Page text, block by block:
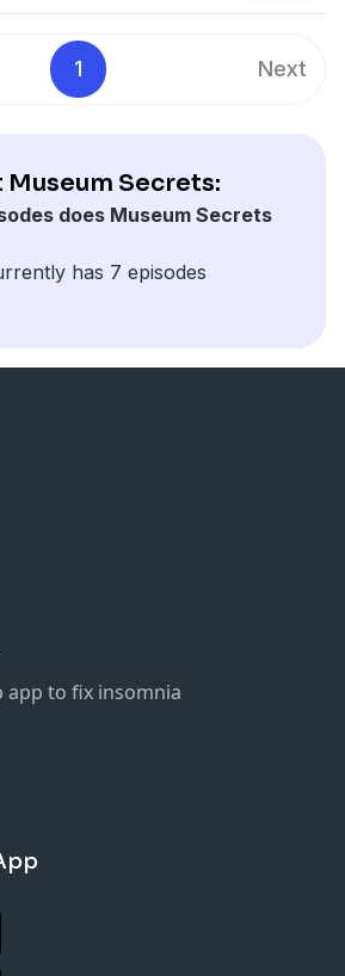
1 Next
Museum Secrets:
does Museum Secrets
has 7 episodes
app to fix insomnia